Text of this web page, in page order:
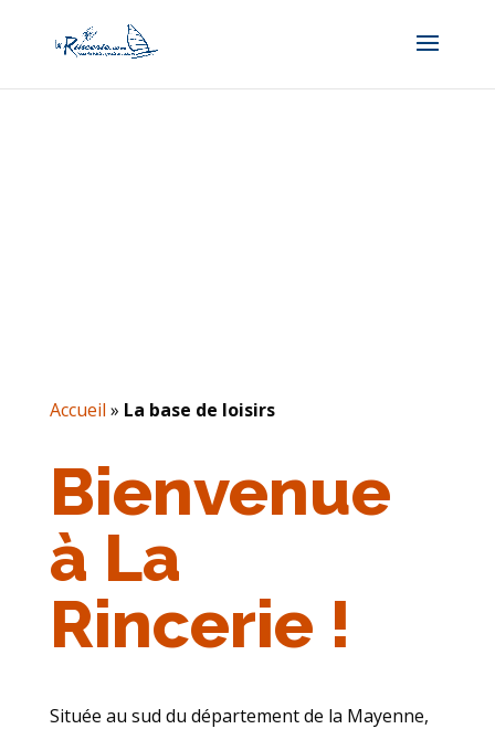
Accueil » La base de loisirs
Bienvenue
à La
Rincerie !
Située au sud du département de la Mayenne,